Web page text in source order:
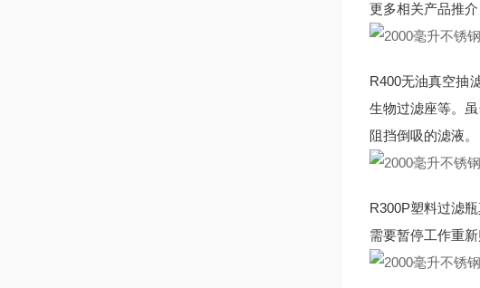
更多相关产品推介
R400无油真空抽
生物过滤座等。
阻挡倒吸的滤液。
R300P塑料过滤
需要暂停工作重新